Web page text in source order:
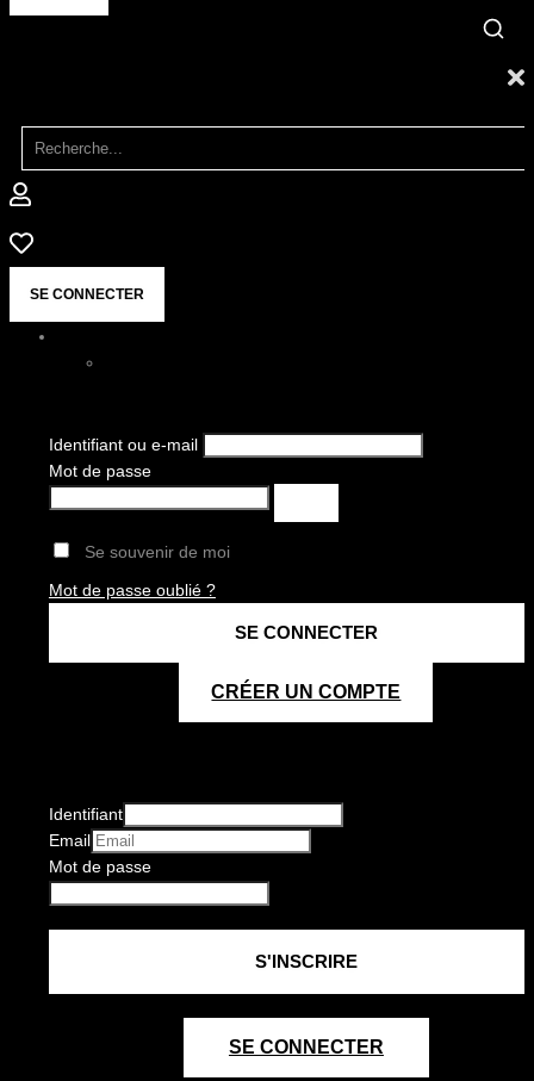
SE CONNECTER
Identifiant ou e-mail
Mot de passe
Se souvenir de moi
Mot de passe oublié ?
CRÉER UN COMPTE
Identifiant
Email
Mot de passe
SE CONNECTER